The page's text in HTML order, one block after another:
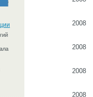
2008
2008
2008
2008